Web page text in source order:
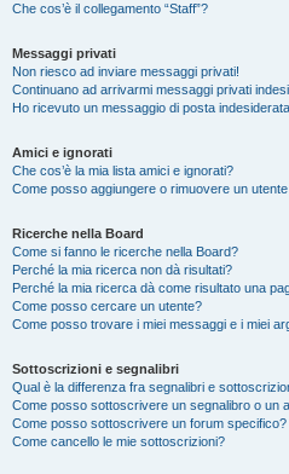
Che cos’è il collegamento “Staff”?
Messaggi privati
Non riesco ad inviare messaggi privati!
Continuano ad arrivarmi messaggi privati
Ho ricevuto un messaggio di posta
Amici e ignorati
Che cos’è la mia lista amici e ignorati?
Come posso aggiungere o rimuovere un
Ricerche nella Board
Come si fanno le ricerche nella Board?
Perché la mia ricerca non dà risultati?
Perché la mia ricerca dà come risultato una
Come posso cercare un utente?
Come posso trovare i miei messaggi e i miei
Sottoscrizioni e segnalibri
Qual è la differenza fra segnalibri e
Come posso sottoscrivere un segnalibro o un
Come posso sottoscrivere un forum specifico?
Come cancello le mie sottoscrizioni?